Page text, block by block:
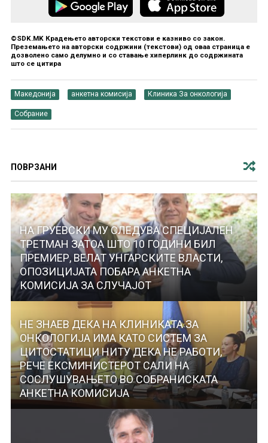
©SDK.MK Крадењето авторски текстови е казниво со закон.
Преземањето на авторски содржини (текстови) од оваа страница е
дозволено само делумно и со ставање хиперлинк до содржината
што се цитира
Македонија анкетна комисија Клиника За онкологија
Собрание
ПОВРЗАНИ
НА ГРУЕВСКИ МУ СЛЕДУВА СПЕЦИЈАЛЕН
ТРЕТМАН ЗАТОА ШТО 10 ГОДИНИ БИЛ
ПРЕМИЕР, ВЕЛАТ УНГАРСКИТЕ ВЛАСТИ,
ОПОЗИЦИЈАТА ПОБАРА АНКЕТНА
КОМИСИЈА ЗА СЛУЧАЈОТ
НЕ ЗНАЕВ ДЕКА НА КЛИНИКАТА ЗА
ОНКОЛОГИЈА ИМА КАТО СИСТЕМ ЗА
ЦИТОСТАТИЦИ НИТУ ДЕКА НЕ РАБОТИ,
РЕЧЕ ЕКСМИНИСТЕРОТ САЛИ НА
СОСЛУШУВАЊЕТО ВО СОБРАНИСКАТА
АНКЕТНА КОМИСИЈА